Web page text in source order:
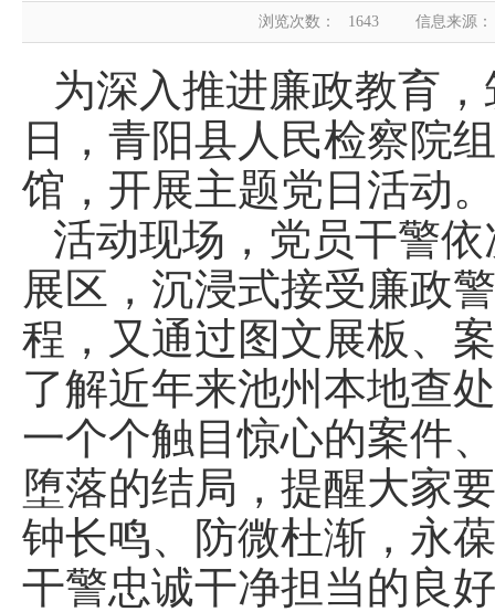
浏览次数： 1643 信息来源
为深入推进廉政教育
日，青阳县人民检察院
馆，开展主题党日活动。
活动现场，党员干警
展区，沉浸式接受廉政
程，又通过图文展板、
了解近年来池州本地查
一个个触目惊心的案件
堕落的结局，提醒大家
钟长鸣、防微杜渐，永
干警忠诚干净担当的良